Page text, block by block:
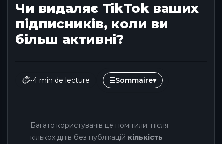
Чи видаляє TikTok ваших
підписників, коли ви
більш активні?
⏱~4 min de lecture ☰Sommaire▾
Багато користувачів це помітили: після
кількох днів без публікацій кількість